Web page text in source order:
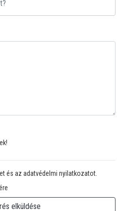
és az adatvédelmi nyilatkozatot.
elküldése